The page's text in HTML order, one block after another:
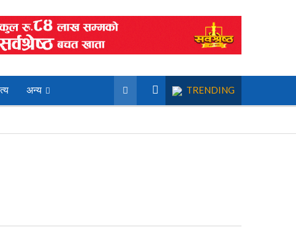
अन्य TRENDING